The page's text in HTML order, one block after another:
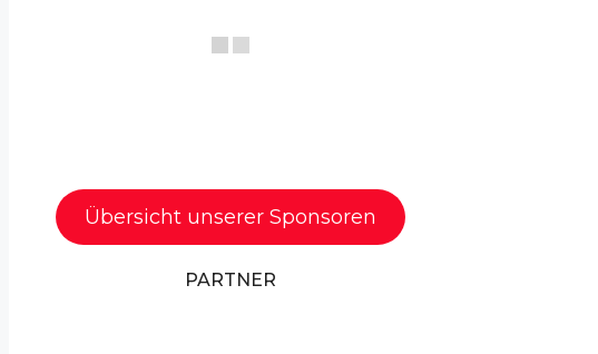
Übersicht unserer Sponsoren
PARTNER